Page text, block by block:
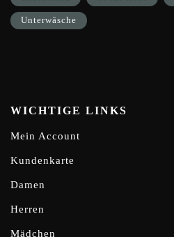
Unterwäsche
WICHTIGE LINKS
Mein Account
Kundenkarte
Damen
Herren
Mädchen